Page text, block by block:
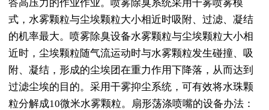
答高压力的作业作业。喷雾除臭系统采用干雾喷雾模
式，水雾颗粒与尘埃颗粒大小相近时吸附、过滤、凝结
的机率最大。喷雾除臭设备水雾颗粒与尘埃颗粒大小相
近时，尘埃颗粒随气流运动时与水雾颗粒发生碰撞、吸
附、凝结，形成的尘埃团在重力作用下降落，从而达到
过滤尘埃的目的。采用干雾抑尘系统，可有效将水珠颗
粒分解成10微米水雾颗粒。扇形荡涤喷嘴的设备办法：